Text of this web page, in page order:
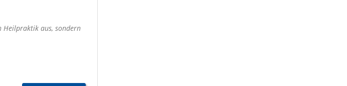
Doris Seedorf
Heilpraktik aus, sondern